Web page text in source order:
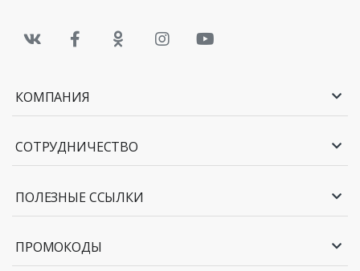
КОМПАНИЯ
СОТРУДНИЧЕСТВО
ПОЛЕЗНЫЕ ССЫЛКИ
ПРОМОКОДЫ